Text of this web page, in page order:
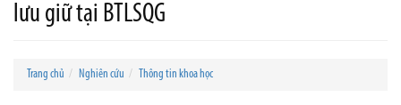
lưu giữ tại BTLSQG
Trang chủ Nghiên cứu Thông tin khoa học